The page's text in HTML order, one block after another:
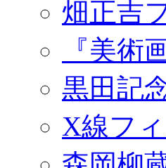
畑正吉
『美術
黒田記
X線フ